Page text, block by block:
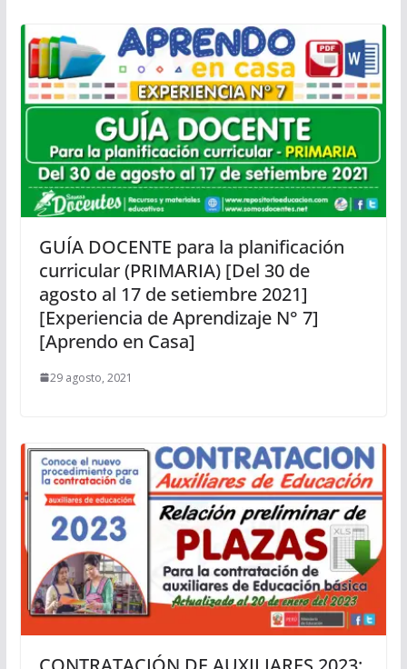
GUÍA DOCENTE para la planificación
curricular (PRIMARIA) [Del 30 de
agosto al 17 de setiembre 2021]
[Experiencia de Aprendizaje N° 7]
[Aprendo en Casa]
29 agosto, 2021